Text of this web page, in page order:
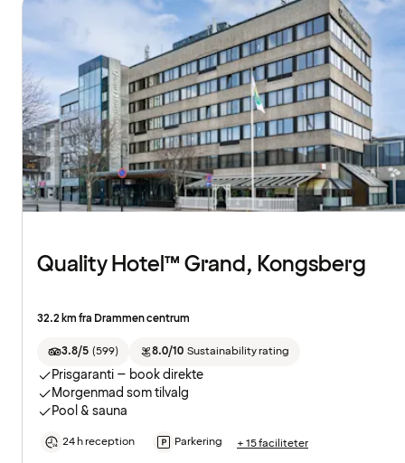
Quality Hotel™ Grand, Kongsberg
32.2 km fra Drammen centrum
3.8/5 (599) 8.0/10 Sustainability rating
Prisgaranti – book direkte
Morgenmad som tilvalg
Pool & sauna
24 h reception Parkering + 15 faciliteter